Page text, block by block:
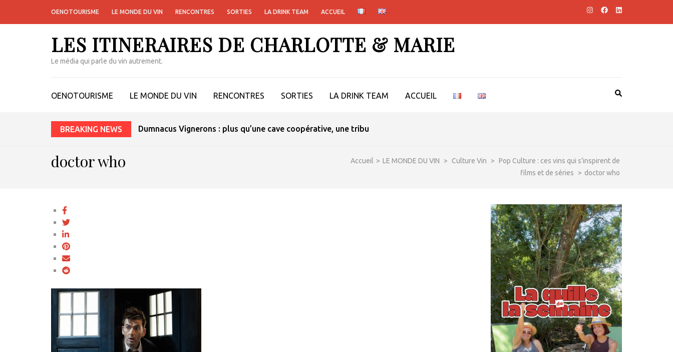
OENOTOURISME LE MONDE DU VIN RENCONTRES SORTIES LA DRINK TEAM ACCUEIL
LES ITINERAIRES DE CHARLOTTE & MARIE
Le média qui parle du vin autrement.
OENOTOURISME LE MONDE DU VIN RENCONTRES SORTIES LA DRINK TEAM ACCUEIL
BREAKING NEWS Dumnacus Vignerons : plus qu’une cave coopérative, une tribu
Accueil > LE MONDE DU VIN > Culture Vin > Pop Culture : ces vins qui s’inspirent de
films et de séries
> doctor who
doctor who